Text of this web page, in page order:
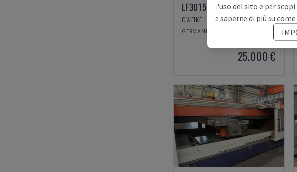
LF3015GA
GWEIKE - MACCHINA DA TAGLIO LASER A FIBRA
GERMANIA
25.000 €
l'uso del sito e per
e saperne di più su